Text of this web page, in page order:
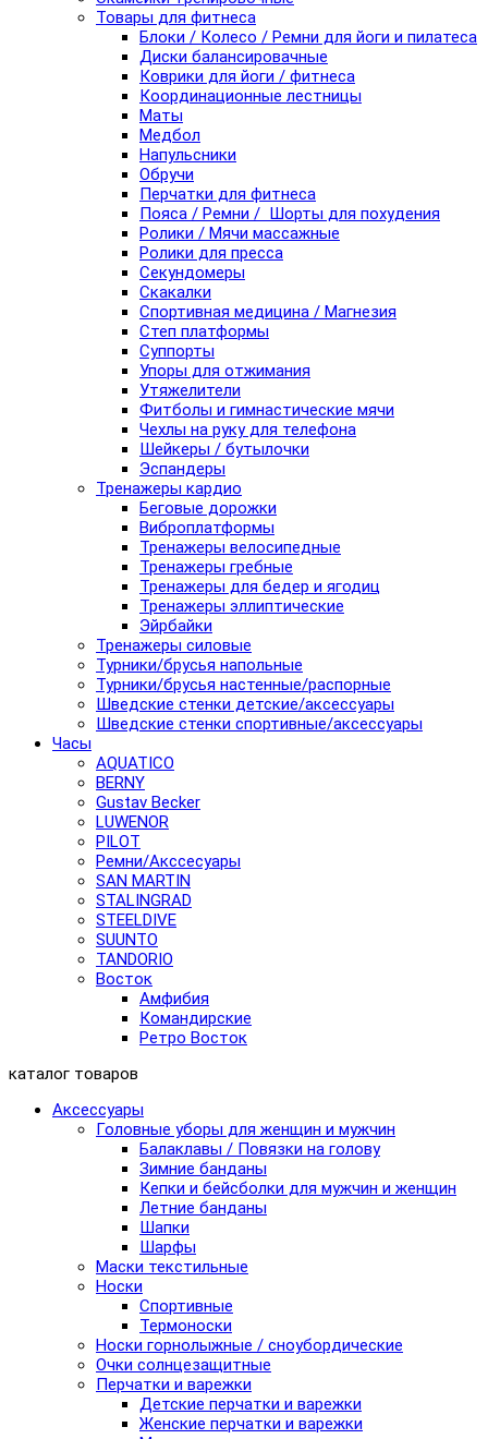
Товары для фитнеса
Блоки / Колесо / Ремни для йоги и пилатеса
Диски балансировачные
Коврики для йоги / фитнеса
Координационные лестницы
Маты
Медбол
Напульсники
Обручи
Перчатки для фитнеса
Пояса / Ремни / Шорты для похудения
Ролики / Мячи массажные
Ролики для пресса
Секундомеры
Скакалки
Спортивная медицина / Магнезия
Степ платформы
Суппорты
Упоры для отжимания
Утяжелители
Фитболы и гимнастические мячи
Чехлы на руку для телефона
Шейкеры / бутылочки
Эспандеры
Тренажеры кардио
Беговые дорожки
Виброплатформы
Тренажеры велосипедные
Тренажеры гребные
Тренажеры для бедер и ягодиц
Тренажеры эллиптические
Эйрбайки
Тренажеры силовые
Турники/брусья напольные
Турники/брусья настенные/распорные
Шведские стенки детские/аксессуары
Шведские стенки спортивные/аксессуары
Часы
AQUATICO
BERNY
Gustav Becker
LUWENOR
PILOT
Pемни/Акссесуары
SAN MARTIN
STALINGRAD
STEELDIVE
SUUNTO
TANDORIO
Восток
Амфибия
Командирские
Ретро Восток
каталог товаров
Аксессуары
Головные уборы для женщин и мужчин
Балаклавы / Повязки на голову
Зимние банданы
Кепки и бейсболки для мужчин и женщин
Летние банданы
Шапки
Шарфы
Маски текстильные
Носки
Спортивные
Термоноски
Носки горнолыжные / сноубордические
Очки солнцезащитные
Перчатки и варежки
Детские перчатки и варежки
Женские перчатки и варежки